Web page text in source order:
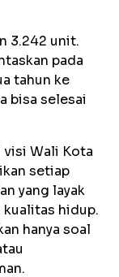
3.242 unit.
pada
tahun ke
bisa selesai
Wali Kota
setiap
yang layak
hidup.
hanya soal